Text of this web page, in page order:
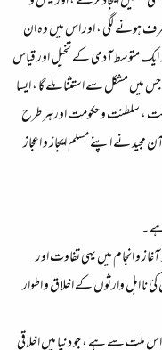
لگی ، اور اس میں وہ ان
متوسط آدمی کے تخیل اور قیاس
میں مشکل سے استثنا ملے گا ، ایسا
، سلطنت و حکومت اور ہر طرح
مجید نے اپنے مسلم ایجاز و اعجاز
۔
و انجام میں یہی تفاوت اور
نا اہل وارثوں کے اخلاق و اطوار
ملت سے ہے ، جو دنیا میں اخلاقی